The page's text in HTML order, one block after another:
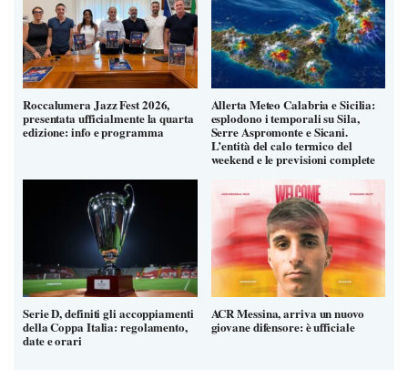
Roccalumera Jazz Fest 2026,
presentata ufficialmente la quarta
edizione: info e programma
Allerta Meteo Calabria e Sicilia:
esplodono i temporali su Sila,
Serre Aspromonte e Sicani.
L’entità del calo termico del
weekend e le previsioni complete
Serie D, definiti gli accoppiamenti
della Coppa Italia: regolamento,
date e orari
ACR Messina, arriva un nuovo
giovane difensore: è ufficiale